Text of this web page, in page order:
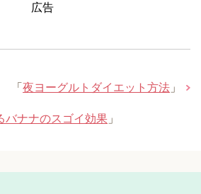
広告
「 夜ヨーグルトダイエット方法 」
バナナのスゴイ効果 」